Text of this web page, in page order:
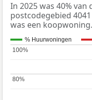
In 2025 was 40%
postcodegebied
was een koopwoning.
% Huurwoningen
80%
80%
100%
100%